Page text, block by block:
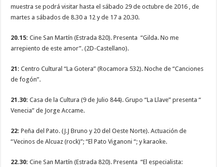
muestra se podrá visitar hasta el sábado 29 de octubre de 2016 , de
martes a sábados de 8.30 a 12 y de 17 a 20.30.
20.15: Cine San Martín (Estrada 820). Presenta “Gilda. No me
arrepiento de este amor”. (2D-Castellano).
21: Centro Cultural “La Gotera” (Rocamora 532). Noche de “Canciones
de fogón”.
21.30:Casa de la Cultura (9 de Julio 844). Grupo “La Llave” presenta “
Venecia” de Jorge Accame.
22: Peña del Pato. (J.J Bruno y 20 del Oeste Norte). Actuación de
“Vecinos de Alcuaz (rock)”; “El Pato Viganoni “; y karaoke.
22.30:Cine San Martín (Estrada 820). Presenta “El especialista: